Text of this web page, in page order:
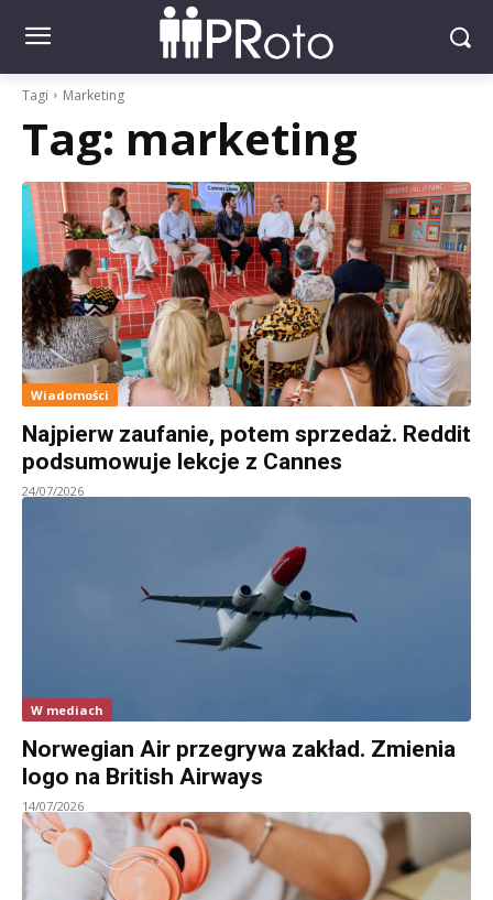
Tagi Marketing
Tag: marketing
Wiadomości
Najpierw zaufanie, potem sprzedaż. Reddit
podsumowuje lekcje z Cannes
24/07/2026
W mediach
Norwegian Air przegrywa zakład. Zmienia
logo na British Airways
14/07/2026